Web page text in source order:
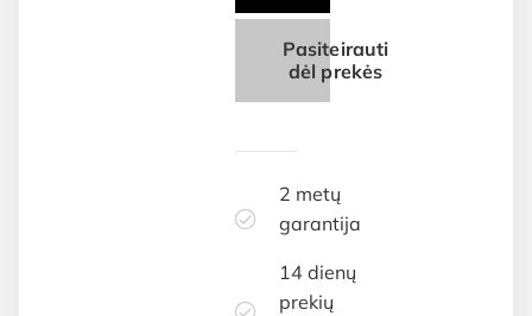
Pasiteirauti
dėl prekės
2 metų
garantija
14 dienų
prekių